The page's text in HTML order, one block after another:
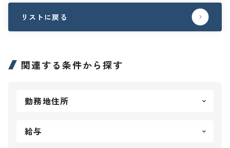
リストに戻る
関連する条件から探す
勤務地住所
給与